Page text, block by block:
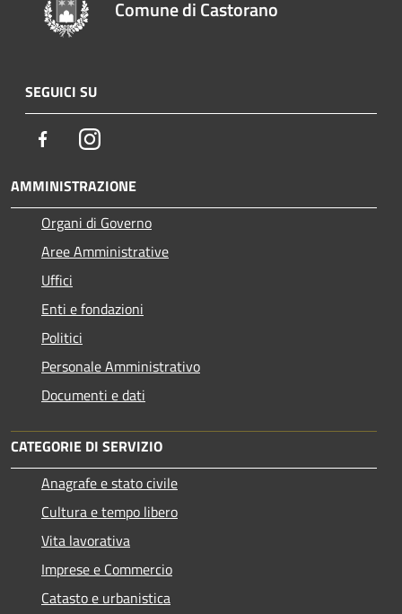
Comune di Castorano
SEGUICI SU
FacebookInstagram
AMMINISTRAZIONE
Organi di Governo
Aree Amministrative
Uffici
Enti e fondazioni
Politici
Personale Amministrativo
Documenti e dati
CATEGORIE DI SERVIZIO
Anagrafe e stato civile
Cultura e tempo libero
Vita lavorativa
Imprese e Commercio
Catasto e urbanistica